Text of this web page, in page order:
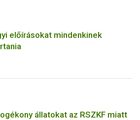
előírásokat mindenkinek
állatokat az RSZKF miatt